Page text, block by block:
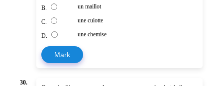
B. un maillot
C. une culotte
D. une chemise
Mark
30.